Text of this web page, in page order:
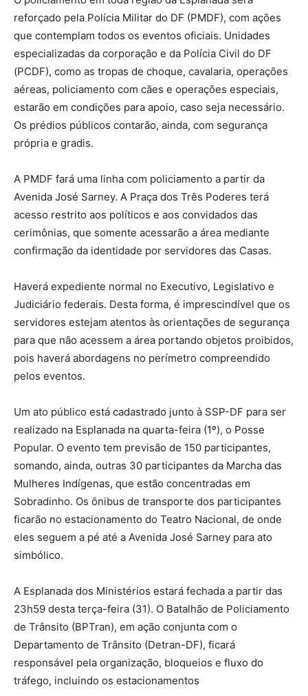
reforçado pela Polícia Militar do DF (PMDF), com ações
que contemplam todos os eventos oficiais. Unidades
especializadas da corporação e da Polícia Civil do DF
(PCDF), como as tropas de choque, cavalaria, operações
aéreas, policiamento com cães e operações especiais,
estarão em condições para apoio, caso seja necessário.
Os prédios públicos contarão, ainda, com segurança
própria e gradis.
A PMDF fará uma linha com policiamento a partir da
Avenida José Sarney. A Praça dos Três Poderes terá
acesso restrito aos políticos e aos convidados das
cerimônias, que somente acessarão a área mediante
confirmação da identidade por servidores das Casas.
Haverá expediente normal no Executivo, Legislativo e
Judiciário federais. Desta forma, é imprescindível que os
servidores estejam atentos às orientações de segurança
para que não acessem a área portando objetos proibidos,
pois haverá abordagens no perímetro compreendido
pelos eventos.
Um ato público está cadastrado junto à SSP-DF para ser
realizado na Esplanada na quarta-feira (1º), o Posse
Popular. O evento tem previsão de 150 participantes,
somando, ainda, outras 30 participantes da Marcha das
Mulheres Indígenas, que estão concentradas em
Sobradinho. Os ônibus de transporte dos participantes
ficarão no estacionamento do Teatro Nacional, de onde
eles seguem a pé até a Avenida José Sarney para ato
simbólico.
A Esplanada dos Ministérios estará fechada a partir das
23h59 desta terça-feira (31). O Batalhão de Policiamento
de Trânsito (BPTran), em ação conjunta com o
Departamento de Trânsito (Detran-DF), ficará
responsável pela organização, bloqueios e fluxo do
tráfego, incluindo os estacionamentos